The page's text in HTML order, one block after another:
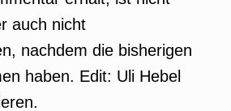
auch nicht
nachdem die bisherigen
haben. Edit: Uli Hebel